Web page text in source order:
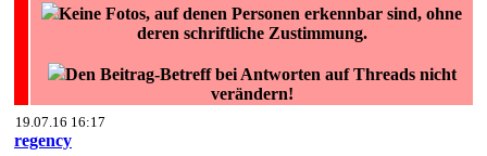
Keine Fotos, auf denen Personen erkennbar sind, ohne
deren schriftliche Zustimmung.
Den Beitrag-Betreff bei Antworten auf Threads nicht
verändern!
19.07.16 16:17
regency